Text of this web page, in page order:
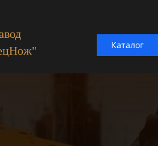
Каталог